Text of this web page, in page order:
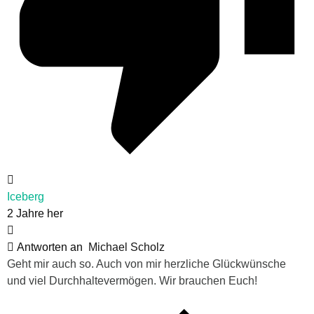
Iceberg
2 Jahre her
Antworten an
Michael Scholz
Geht mir auch so. Auch von mir herzliche Glückwünsche
und viel Durchhaltevermögen. Wir brauchen Euch!